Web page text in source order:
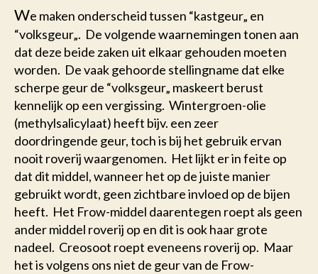
We maken onderscheid tussen “kastgeur„ en
“volksgeur„. De volgende waarnemingen tonen aan
dat deze beide zaken uit elkaar gehouden moeten
worden. De vaak gehoorde stellingname dat elke
scherpe geur de “volksgeur„ maskeert berust
kennelijk op een vergissing. Wintergroen-olie
(methylsalicylaat) heeft bijv. een zeer
doordringende geur, toch is bij het gebruik ervan
nooit roverij waargenomen. Het lijkt er in feite op
dat dit middel, wanneer het op de juiste manier
gebruikt wordt, geen zichtbare invloed op de bijen
heeft. Het Frow-middel daarentegen roept als geen
ander middel roverij op en dit is ook haar grote
nadeel. Creosoot roept eveneens roverij op. Maar
het is volgens ons niet de geur van de Frow-